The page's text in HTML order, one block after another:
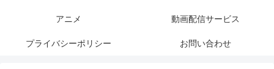
アニメ 動画配信サービス
プライバシーポリシー お問い合わせ